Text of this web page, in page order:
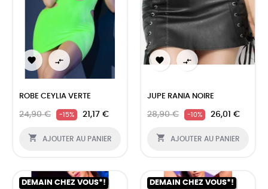
 
ROBE CEYLIA VERTE
24,90 € -15% 21,17 €
 AJOUTER AU PANIER
 
JUPE RANIA NOIRE
28,90 € -10% 26,01 €
 AJOUTER AU PANIER
DEMAIN CHEZ VOUS*! DEMAIN CHEZ VOUS*!